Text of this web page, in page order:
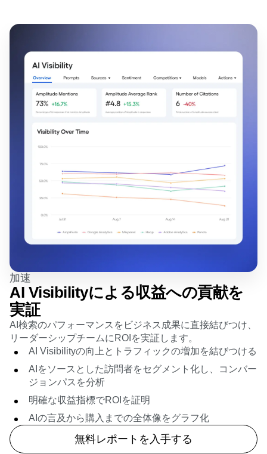
加速
AI Visibilityによる収益への貢献を
実証
AI検索のパフォーマンスをビジネス成果に直接結びつけ、
リーダーシップチームにROIを実証します。
AI Visibilityの向上とトラフィックの増加を結びつける
AIをソースとした訪問者をセグメント化し、コンバー
ジョンパスを分析
明確な収益指標でROIを証明
AIの言及から購入までの全体像をグラフ化
無料レポートを入手する